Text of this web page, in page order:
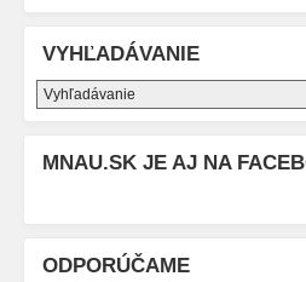
VYHĽADÁVANIE
MNAU.SK JE AJ NA
ODPORÚČAME